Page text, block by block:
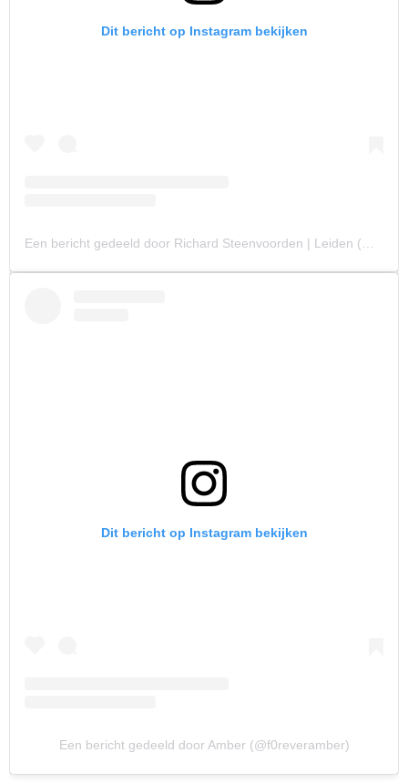
Dit bericht op Instagram bekijken
Dit bericht op Instagram bekijken
Een bericht gedeeld door Amber (@f0reveramber)